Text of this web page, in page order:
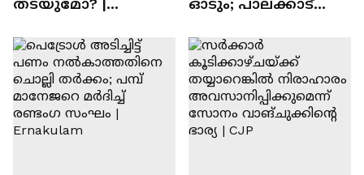
തടയുമോ? |
Kumar | 19 July 2026
ഓടും; പാലക്കാട്
സംഘങ്ങൾ
സജീവമാകുന്നു